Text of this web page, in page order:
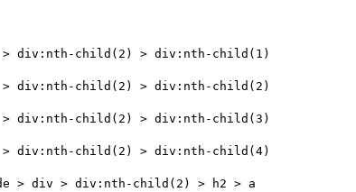
> div:nth-child(2) > div:nth-child(1)
> div:nth-child(2) > div:nth-child(2)
> div:nth-child(2) > div:nth-child(3)
> div:nth-child(2) > div:nth-child(4)
> div > div:nth-child(2) > h2 > a